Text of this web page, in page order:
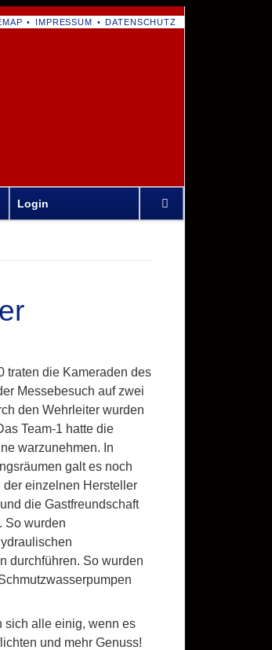
IMPRESSUM DATENSCHUTZ
überspringen
Login
traten die Kameraden des
Messebesuch auf zwei
den Wehrleiter wurden
Team-1 hatte die
warzunehmen. In
galt es noch
einzelnen Hersteller
die Gastfreundschaft
So wurden
durchführen. So wurden
sich alle einig, wenn es
und mehr Genuss!